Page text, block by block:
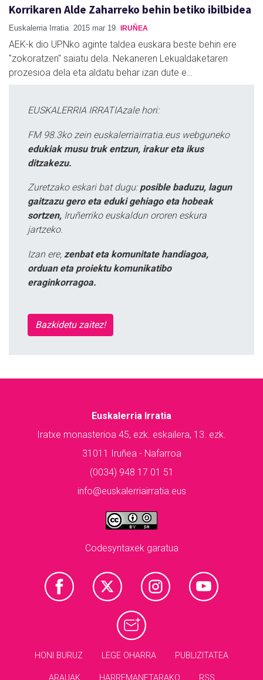
Korrikaren Alde Zaharreko behin betiko ibilbidea
Euskalerria Irratia 2015 mar 19 IRUÑEA
AEK-k dio UPNko aginte taldea euskara beste behin ere
"zokoratzen" saiatu dela. Nekaneren Lekualdaketaren
prozesioa dela eta aldatu behar izan dute e…
EUSKALERRIA IRRATIAzale hori:
FM 98.3ko zein euskalerriairratia.eus webguneko
edukiak musu truk entzun, irakur eta ikus
ditzakezu.
Zuretzako eskari bat dugu: posible baduzu, lagun
gaitzazu gero eta eduki gehiago eta hobeak
sortzen, Iruñerriko euskaldun ororen eskura
jartzeko.
Izan ere, zenbat eta komunitate handiagoa,
orduan eta proiektu komunikatibo
eraginkorragoa.
Bazkidetu zaitez!
Euskalerria Irratia
Iratxe monasterioa 45, ezk. eskailera, 13. ezk.
31011 Iruñea - Nafarroa
(0034) 948 17 01 51
info@euskalerriairratia.eus
Codesyntaxek garatua
HONI BURUZ LEGE OHARRA PUBLIZITATEA
ARAUAK HARREMANETARAKO RSS